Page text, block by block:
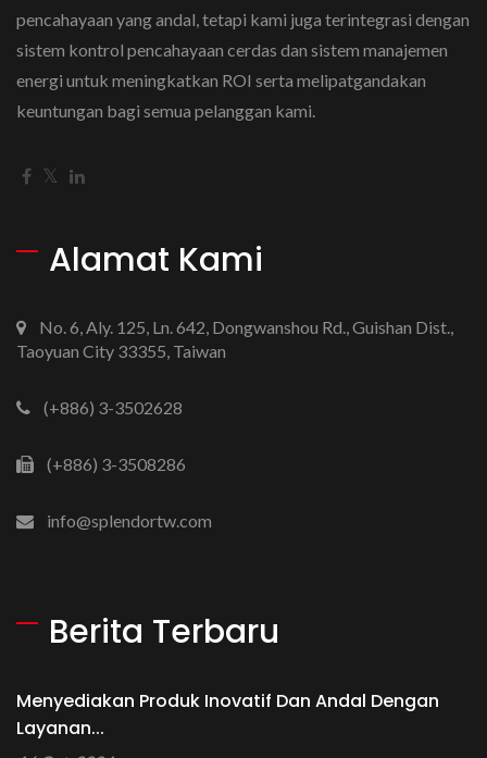
pencahayaan yang andal, tetapi kami juga terintegrasi dengan
sistem kontrol pencahayaan cerdas dan sistem manajemen
energi untuk meningkatkan ROI serta melipatgandakan
keuntungan bagi semua pelanggan kami.
Alamat Kami
No. 6, Aly. 125, Ln. 642, Dongwanshou Rd., Guishan Dist.,
Taoyuan City 33355, Taiwan
(+886) 3-3502628
(+886) 3-3508286
info@splendortw.com
Berita Terbaru
Menyediakan Produk Inovatif Dan Andal Dengan
Layanan...